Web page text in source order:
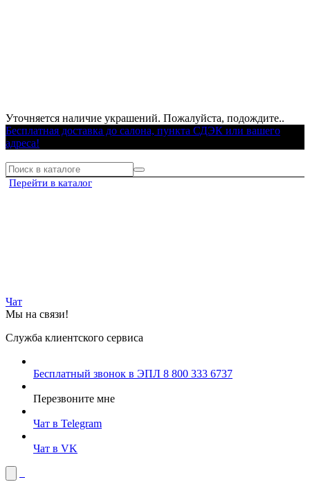
Уточняется наличие украшений. Пожалуйста, подождите..
Бесплатная доставка до салона, пункта СДЭК или вашего
адреса!
Перейти в каталог
Чат
Мы на связи!
Служба клиентского сервиса
Бесплатный звонок в ЭПЛ 8 800 333 6737
Перезвоните мне
Чат в Telegram
Чат в VK